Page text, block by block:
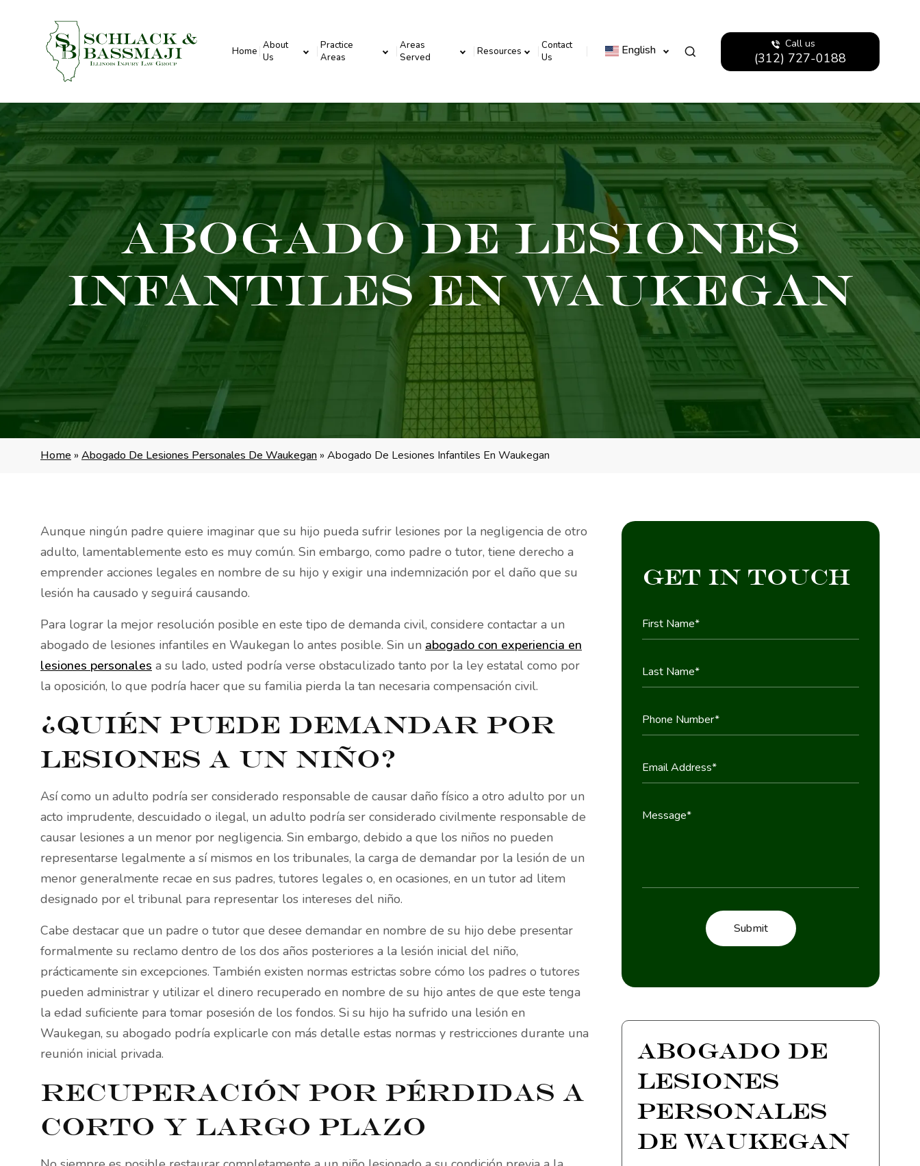
Home About
Us
Practice
Areas
Areas
Served
Resources
Contact
Us
English Call us
(312) 727-0188
Abogado De Lesiones
Infantiles En Waukegan
Home » Abogado De Lesiones Personales De Waukegan » Abogado De Lesiones Infantiles En Waukegan
Aunque ningún padre quiere imaginar que su hijo pueda sufrir lesiones por la negligencia de otro
adulto, lamentablemente esto es muy común. Sin embargo, como padre o tutor, tiene derecho a
emprender acciones legales en nombre de su hijo y exigir una indemnización por el daño que su
lesión ha causado y seguirá causando.
Para lograr la mejor resolución posible en este tipo de demanda civil, considere contactar a un
abogado de lesiones infantiles en Waukegan lo antes posible. Sin un abogado con experiencia en
lesiones personales a su lado, usted podría verse obstaculizado tanto por la ley estatal como por
la oposición, lo que podría hacer que su familia pierda la tan necesaria compensación civil.
¿Quién puede demandar por
lesiones a un niño?
Así como un adulto podría ser considerado responsable de causar daño físico a otro adulto por un
acto imprudente, descuidado o ilegal, un adulto podría ser considerado civilmente responsable de
causar lesiones a un menor por negligencia. Sin embargo, debido a que los niños no pueden
representarse legalmente a sí mismos en los tribunales, la carga de demandar por la lesión de un
menor generalmente recae en sus padres, tutores legales o, en ocasiones, en un tutor ad litem
designado por el tribunal para representar los intereses del niño.
Cabe destacar que un padre o tutor que desee demandar en nombre de su hijo debe presentar
formalmente su reclamo dentro de los dos años posteriores a la lesión inicial del niño,
prácticamente sin excepciones. También existen normas estrictas sobre cómo los padres o tutores
pueden administrar y utilizar el dinero recuperado en nombre de su hijo antes de que este tenga
la edad suficiente para tomar posesión de los fondos. Si su hijo ha sufrido una lesión en
Waukegan, su abogado podría explicarle con más detalle estas normas y restricciones durante una
reunión inicial privada.
Recuperación por pérdidas a
corto y largo plazo
Get in Touch
Abogado de
lesiones
personales
de Waukegan